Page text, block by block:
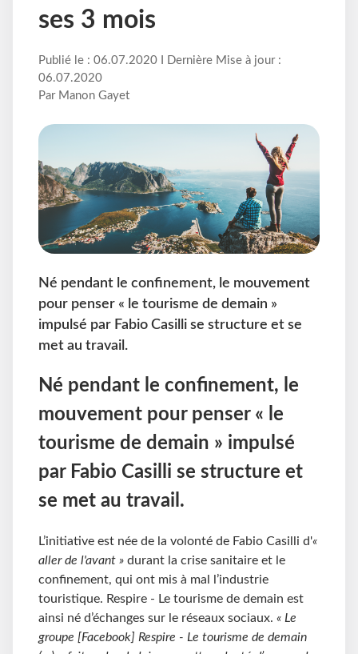
ses 3 mois
Publié le : 06.07.2020 I Dernière Mise à jour :
06.07.2020
Par Manon Gayet
Né pendant le confinement, le mouvement
pour penser « le tourisme de demain »
impulsé par Fabio Casilli se structure et se
met au travail.
Né pendant le confinement, le
mouvement pour penser « le
tourisme de demain » impulsé
par Fabio Casilli se structure et
se met au travail.
L’initiative est née de la volonté de Fabio Casilli d'«
aller de l'avant » durant la crise sanitaire et le
confinement, qui ont mis à mal l’industrie
touristique. Respire - Le tourisme de demain est
ainsi né d’échanges sur le réseaux sociaux. « Le
groupe [Facebook] Respire - Le tourisme de demain